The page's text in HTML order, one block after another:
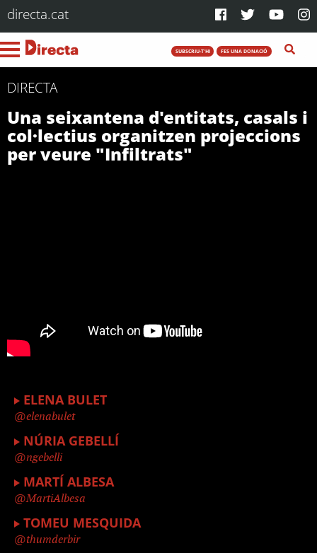
directa.cat
SUBSCRIU-T'HI FES UNA DONACIÓ
DIRECTA
Una seixantena d'entitats, casals i
col·lectius organitzen projeccions
per veure "Infiltrats"
ELENA BULET
elenabulet
NÚRIA GEBELLÍ
ngebelli
MARTÍ ALBESA
MartiAlbesa
TOMEU MESQUIDA
thumderbir